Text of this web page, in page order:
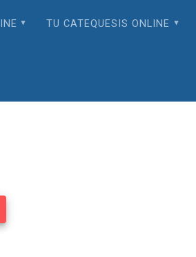
TU CATEQUESIS ONLINE